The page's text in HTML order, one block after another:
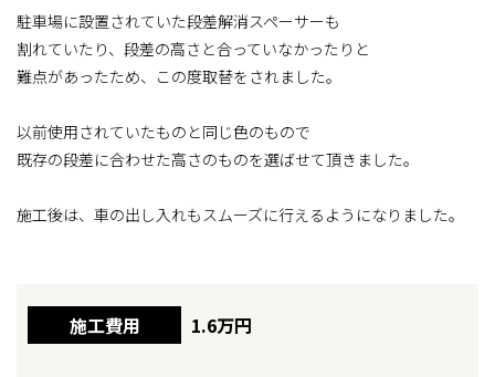
駐車場に設置されていた段差解消スペーサーも
割れていたり、段差の高さと合っていなかったりと
難点があったため、この度取替をされました。
以前使用されていたものと同じ色のもので
既存の段差に合わせた高さのものを選ばせて頂きました。
施工後は、車の出し入れもスムーズに行えるようになりました。
施工費用 1.6万円